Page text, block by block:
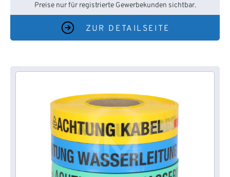
Preise nur für registrierte Gewerbekunden sichtbar.
ZUR DETAILSEITE